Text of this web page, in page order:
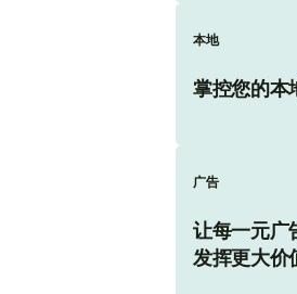
本地
掌控您的本
广告
让每一元广
发挥更大价